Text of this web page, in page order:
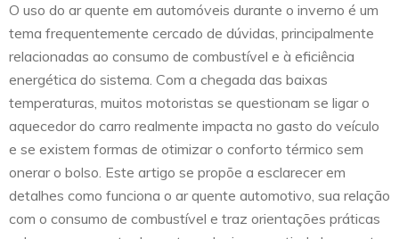
O uso do ar quente em automóveis durante o inverno é um
tema frequentemente cercado de dúvidas, principalmente
relacionadas ao consumo de combustível e à eficiência
energética do sistema. Com a chegada das baixas
temperaturas, muitos motoristas se questionam se ligar o
aquecedor do carro realmente impacta no gasto do veículo
e se existem formas de otimizar o conforto térmico sem
onerar o bolso. Este artigo se propõe a esclarecer em
detalhes como funciona o ar quente automotivo, sua relação
com o consumo de combustível e traz orientações práticas